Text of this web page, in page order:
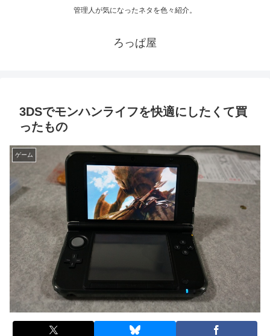
管理人が気になったネタを色々紹介。
ろっぱ屋
3DSでモンハンライフを快適にしたくて買
ったもの
ゲーム